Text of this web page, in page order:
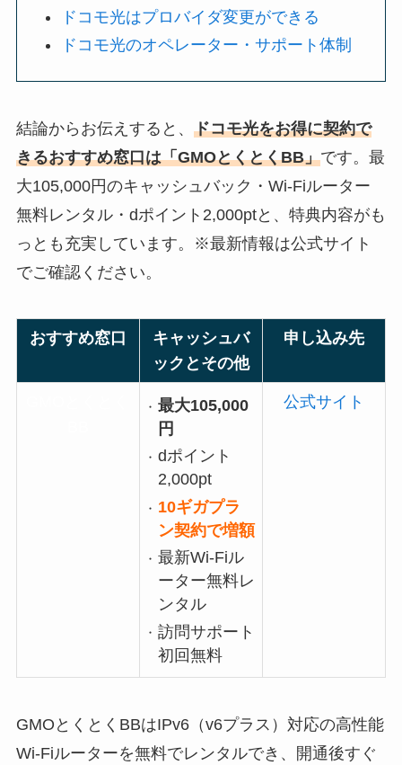
ドコモ光はプロバイダ変更ができる
ドコモ光のオペレーター・サポート体制
結論からお伝えすると、 ドコモ光をお得に契約で
きるおすすめ窓口は「GMOとくとくBB」です。最
大105,000円のキャッシュバック・Wi-Fiルーター
無料レンタル・dポイント2,000ptと、特典内容がも
っとも充実しています。※最新情報は公式サイト
でご確認ください。
おすすめ窓口
キャッシュバ
ックとその他
申し込み先
最大105,000
円
dポイント
2,000pt
10ギガプラ
ン契約で増額
最新Wi-Fiル
ーター無料レ
ンタル
訪問サポート
初回無料
公式サイト
GMOとくとくBBはIPv6（v6プラス）対応の高性能
Wi-Fiルーターを無料でレンタルでき、開通後すぐ